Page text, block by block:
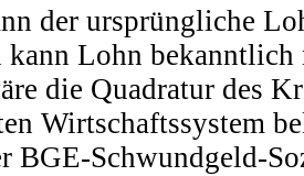
der ursprüngliche
kann Lohn bekanntlich
die Quadratur des
Wirtschaftssystem
BGE-Schwundgeld-